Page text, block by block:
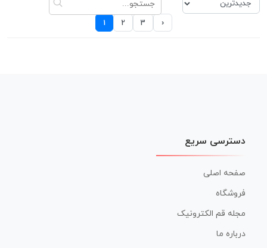
1 2 3 ›
دسترسی سریع
صفحه اصلی
فروشگاه
مجله قم الکترونیک
درباره ما